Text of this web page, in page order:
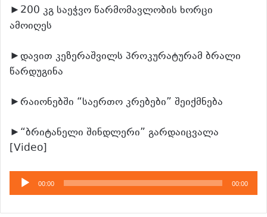
►200 კგ საეჭვო წარმომავლობის ხორცი
ამოიღეს
►დავით კეზერაშვილს პროკურატურამ ბრალი
წარდუგინა
►რაიონებში “საერთო კრებები” შეიქმნება
►“ბრიტანელი შინდლერი” გარდაიცვალა
[Video]
აუდიო
დამკვრელი
00:00 00:00